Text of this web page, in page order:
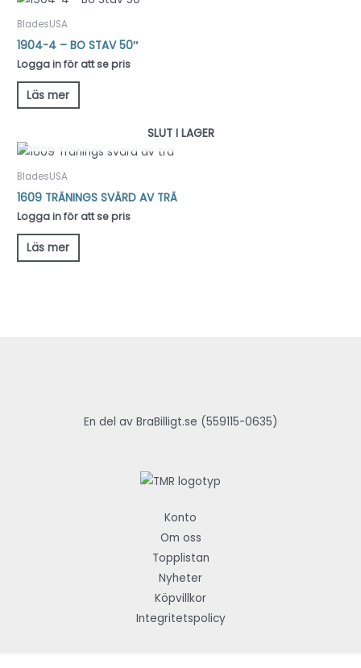
BladesUSA
1904-4 – BO STAV 50″
Logga in för att se pris
Läs mer
SLUT I LAGER
BladesUSA
1609 TRÄNINGS SVÄRD AV TRÄ
Logga in för att se pris
Läs mer
En del av BraBilligt.se (559115-0635)
Konto
Om oss
Topplistan
Nyheter
Köpvillkor
Integritetspolicy